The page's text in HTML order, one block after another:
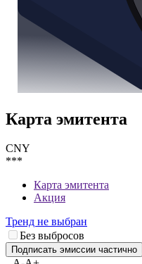
Карта эмитента
CNY
***
Карта эмитента
Акция
Тренд не выбран
Без выбросов